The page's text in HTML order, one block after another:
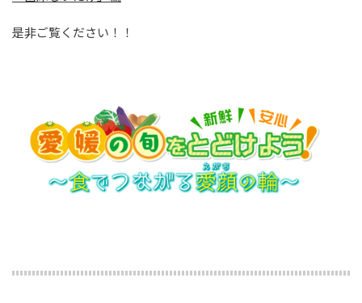
是非ご覧ください！！